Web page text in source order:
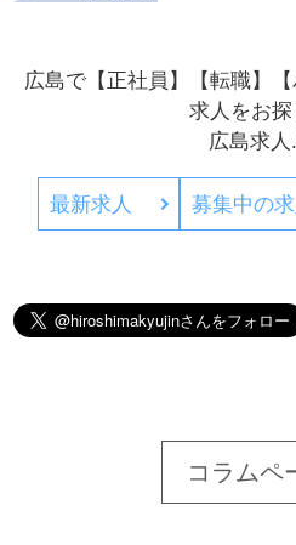
広島で【正社員】【転職】
求人をお探
広島求人
最新求人 募集中の求
コラムペ